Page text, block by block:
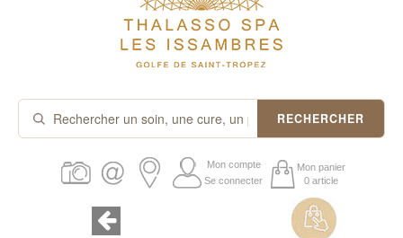
SOINS À LA CARTE
ABONNEMENTS
PROMOS
RECHERCHER
Mon compte
Se connecter
Mon panier
0 article